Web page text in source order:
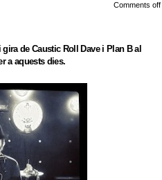
Comments off
gira de Caustic Roll Dave i Plan B al
a aquests dies.